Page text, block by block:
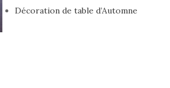
Décoration de table d’Automne